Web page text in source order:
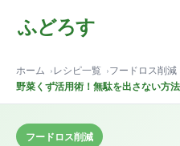
ふどろす
ホーム レシピ一覧 フードロス削減
野菜くず活用術！無駄を出さない方法
フードロス削減